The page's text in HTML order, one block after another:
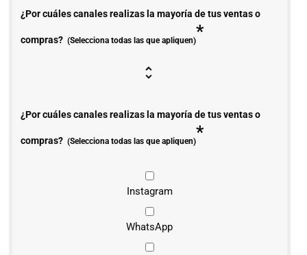
¿Por cuáles canales realizas la mayoría de tus ventas o
compras? (Selecciona todas las que apliquen)*
¿Por cuáles canales realizas la mayoría de tus ventas o
compras? (Selecciona todas las que apliquen)*
Instagram
WhatsApp